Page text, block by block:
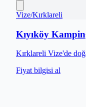
Vize/Kırklareli
Kıyıköy
Kırklareli Vize'de
Fiyat bilgisi al